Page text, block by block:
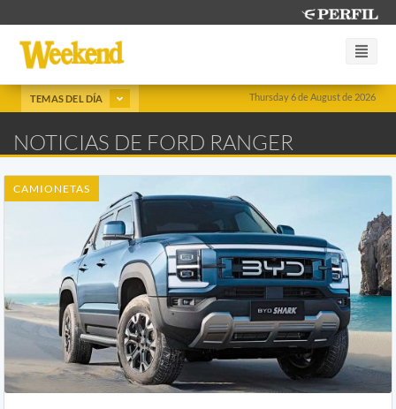
Thursday 6 de August de 2026
TEMAS DEL DÍA
NOTICIAS DE FORD RANGER
CAMIONETAS